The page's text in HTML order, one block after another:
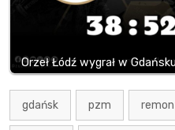
Orzeł Łódź wygrał w
gdańsk pzm